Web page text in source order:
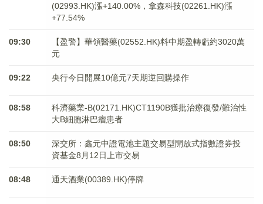
(02993.HK)漲+140.00%，拿森科技(02261.HK)漲
+77.54%
09:30
【盈警】華領醫藥(02552.HK)料中期盈轉虧約3020萬
元
09:22 央行今日開展10億元7天期逆回購操作
08:58
科濟藥業-B(02171.HK)CT1190B獲批治療復發/難治性
大B細胞淋巴瘤患者
08:50
深交所：鑫元中證電池主題交易型開放式指數證券投
資基金8月12日上市交易
08:48 通天酒業(00389.HK)停牌